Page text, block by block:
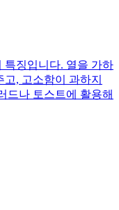
특징입니다. 열을 가하
, 고소함이 과하지
드나 토스트에 활용해